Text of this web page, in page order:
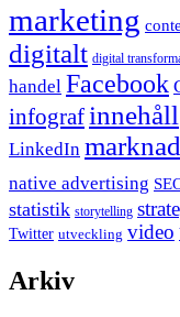
marketing
digitalt digital
handel Facebook
infograf innehåll
LinkedIn
native advertising
statistik storytelling
Twitter utveckling video
Arkiv